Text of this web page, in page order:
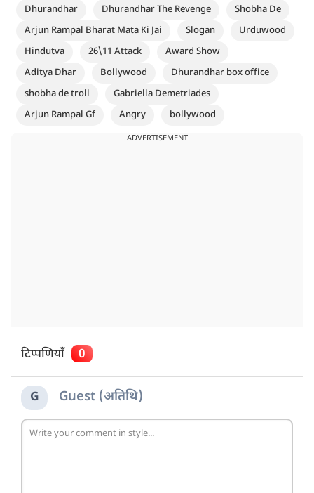
Dhurandhar Dhurandhar The Revenge
Shobha De
Arjun Rampal Bharat Mata Ki Jai
Slogan
Urduwood
Hindutva
26\11 Attack
Award Show
Aditya Dhar
Bollywood
Dhurandhar box office
shobha de troll
Gabriella Demetriades
Arjun Rampal Gf
Angry bollywood
ADVERTISEMENT
टिप्पणियाँ 0
G Guest (अतिथि)